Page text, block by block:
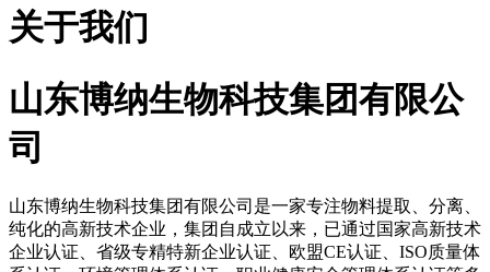
关于我们
山东博纳生物科技集团有限公
司
山东博纳生物科技集团有限公司是一家专注物料提取、分离、
纯化的高新技术企业，集团自成立以来，已通过国家高新技术
企业认证、省级专精特新企业认证、欧盟CE认证、ISO质量体